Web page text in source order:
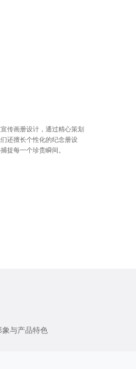
传画册设计，通过精心策划
还擅长个性化的纪念册设
捉每一个珍贵瞬间。
与产品特色